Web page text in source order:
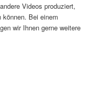
Videos produziert,
Bei einem
wir Ihnen gerne weitere